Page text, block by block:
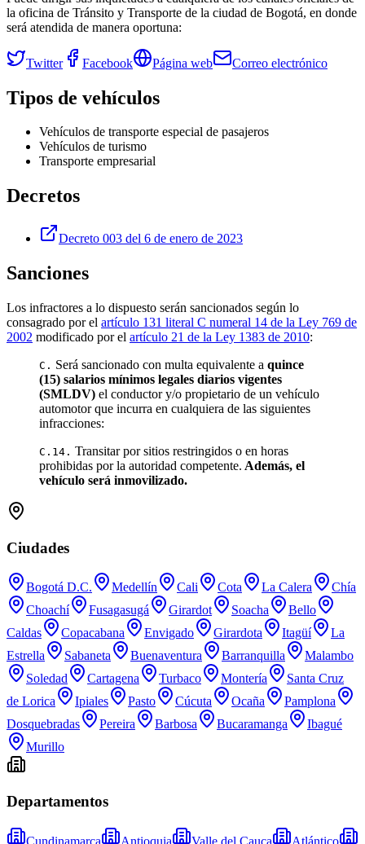
la oficina de Tránsito y Transporte de la ciudad de Bogotá, en donde
será atendida de manera oportuna:
Twitter Facebook Página web Correo electrónico
Tipos de vehículos
Vehículos de transporte especial de pasajeros
Vehículos de turismo
Transporte empresarial
Decretos
Decreto 003 del 6 de enero de 2023
Sanciones
Los infractores a lo dispuesto serán sancionados según lo
consagrado por el artículo 131 literal C numeral 14 de la Ley 769 de
2002 modificado por el artículo 21 de la Ley 1383 de 2010:
C. Será sancionado con multa equivalente a quince
(15) salarios mínimos legales diarios vigentes
(SMLDV) el conductor y/o propietario de un vehículo
automotor que incurra en cualquiera de las siguientes
infracciones:
C.14. Transitar por sitios restringidos o en horas
prohibidas por la autoridad competente. Además, el
vehículo será inmovilizado.
Ciudades
Bogotá D.C. Medellín Cali Cota La Calera
Chía
Choachí
Fusagasugá Girardot Soacha
Bello
Caldas
Copacabana Envigado Girardota Itagüí
La
Estrella
Sabaneta Buenaventura Barranquilla
Malambo
Soledad
Cartagena Turbaco Montería
Santa Cruz
de Lorica
Ipiales Pasto Cúcuta Ocaña
Pamplona
Dosquebradas
Pereira Barbosa Bucaramanga
Ibagué
Murillo
Departamentos
Cundinamarca Antioquia Valle del Cauca Atlántico